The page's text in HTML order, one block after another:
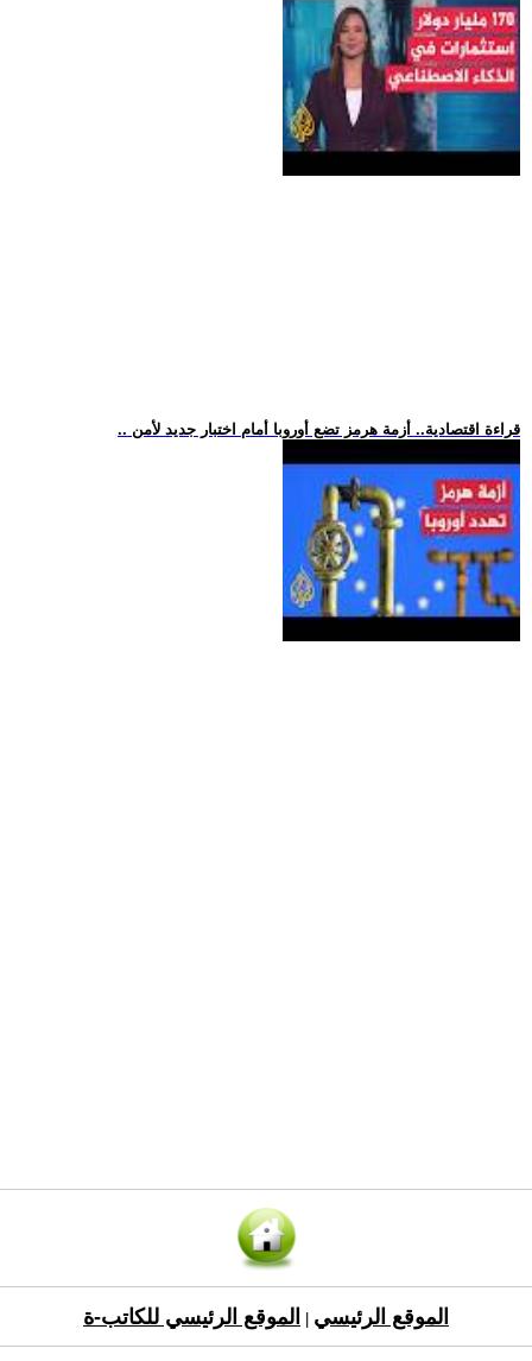
.. قراءة اقتصادية.. أزمة هرمز تضع أوروبا أمام اختبار جديد لأمن
الموقع الرئيسي الموقع الرئيسي للكاتب-ة